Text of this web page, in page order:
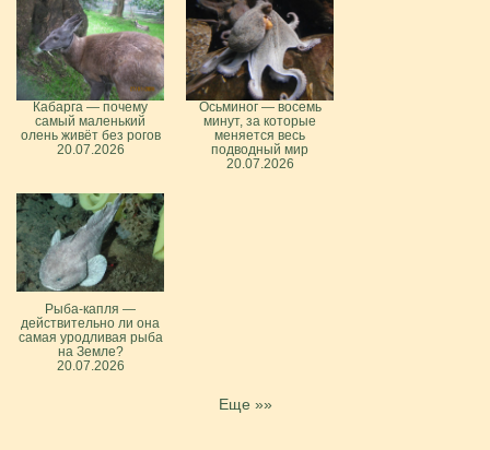
Кабарга — почему
самый маленький
олень живёт без рогов
20.07.2026
Осьминог — восемь
минут, за которые
меняется весь
подводный мир
20.07.2026
Рыба-капля —
действительно ли она
самая уродливая рыба
на Земле?
20.07.2026
Еще »»